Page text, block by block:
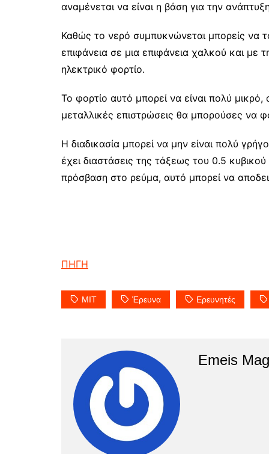
αναμένεται να είναι η βάση για την
Καθώς το νερό συμπυκνώνεται μπορείς να
επιφάνεια σε μια επιφάνεια χαλκού και με
ηλεκτρικό φορτίο.
Το φορτίο αυτό μπορεί να είναι πολύ
μεταλλικές επιστρώσεις θα μπορούσες να
Η διαδικασία μπορεί να μην είναι πολύ
έχει διαστάσεις της τάξεως του 0.5
πρόσβαση στο ρεύμα, αυτό μπορεί να
ΠΗΓΗ
MIT Έρευνα Ερευνητές
Emeis